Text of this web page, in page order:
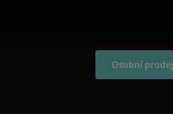
Osobní prodej